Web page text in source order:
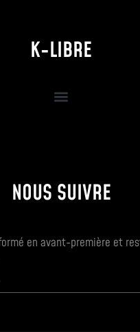
K-LIBRE
NOUS SUIVRE
en avant-première et